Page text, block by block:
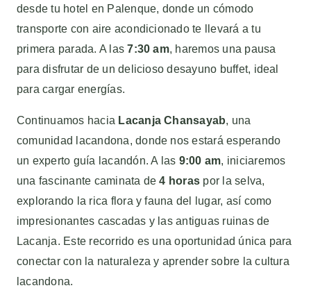
desde tu hotel en Palenque, donde un cómodo
transporte con aire acondicionado te llevará a tu
primera parada. A las7:30 am, haremos una pausa
para disfrutar de un delicioso desayuno buffet, ideal
para cargar energías.
Continuamos hacia Lacanja Chansayab, una
comunidad lacandona, donde nos estará esperando
un experto guía lacandón. A las 9:00 am, iniciaremos
una fascinante caminata de4 horas por la selva,
explorando la rica flora y fauna del lugar, así como
impresionantes cascadas y las antiguas ruinas de
Lacanja. Este recorrido es una oportunidad única para
conectar con la naturaleza y aprender sobre la cultura
lacandona.